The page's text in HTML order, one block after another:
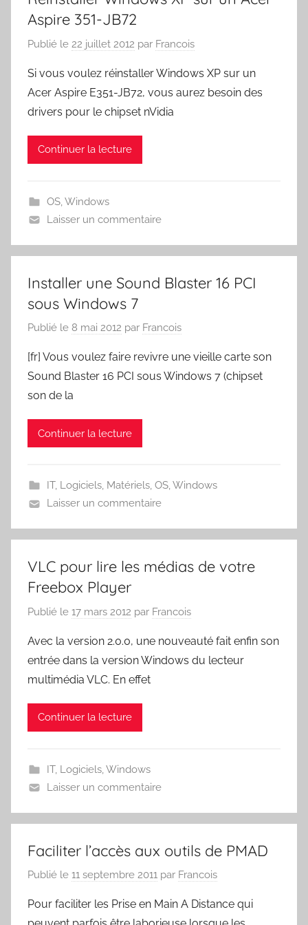
Aspire 351-JB72
Publié le 22 juillet 2012 par Francois
Si vous voulez réinstaller Windows XP sur un
Acer Aspire E351-JB72, vous aurez besoin des
drivers pour le chipset nVidia
Continuer la lecture
OS, Windows
Laisser un commentaire
Installer une Sound Blaster 16 PCI
sous Windows 7
Publié le 8 mai 2012 par Francois
[fr] Vous voulez faire revivre une vieille carte son
Sound Blaster 16 PCI sous Windows 7 (chipset
son de la
Continuer la lecture
IT, Logiciels, Matériels, OS,Windows
Laisser un commentaire
VLC pour lire les médias de votre
Freebox Player
Publié le 17 mars 2012 par Francois
Avec la version 2.0.0, une nouveauté fait enfin son
entrée dans la version Windows du lecteur
multimédia VLC. En effet
Continuer la lecture
IT, Logiciels, Windows
Laisser un commentaire
Faciliter l’accès aux outils de PMAD
Publié le 11 septembre 2011 par Francois
Pour faciliter les Prise en Main A Distance qui